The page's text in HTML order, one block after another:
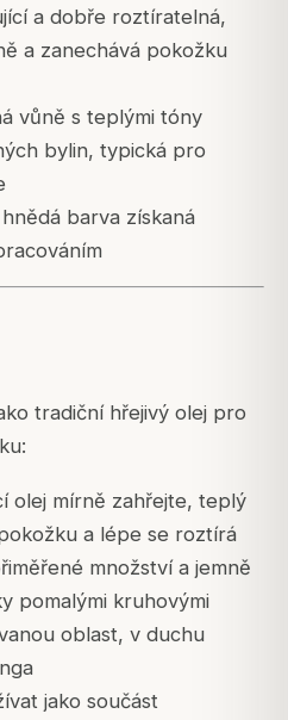
a dobře roztíratelná,
a zanechává pokožku
vůně s teplými tóny
bylin, typická pro
barva získaná
tradiční hřejivý olej pro
olej mírně zahřejte, teplý
a lépe se roztírá
množství a jemně
pomalými kruhovými
oblast, v duchu
jako součást